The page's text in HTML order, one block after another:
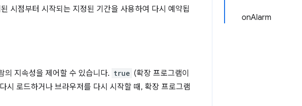
onAlarm
시점부터 시작되는 지정된 기간을 사용하여 다시 예약됩
의 지속성을 제어할 수 있습니다. true (확장 프로그램이
시 로드하거나 브라우저를 다시 시작할 때, 확장 프로그램